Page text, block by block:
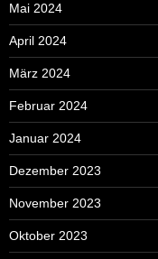
Mai 2024
April 2024
März 2024
Februar 2024
Januar 2024
Dezember 2023
November 2023
Oktober 2023